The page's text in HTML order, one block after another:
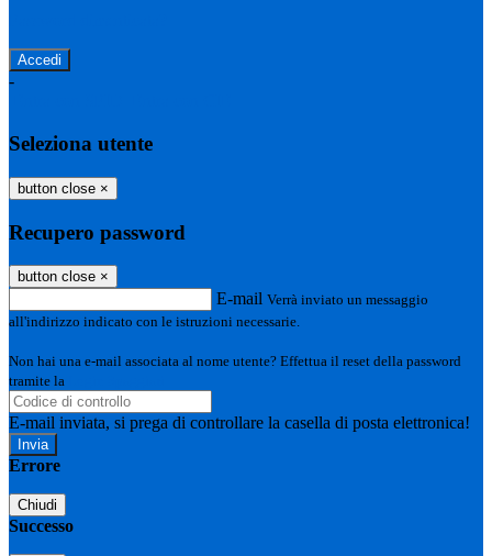
-
Seleziona utente
button close ×
Recupero password
button close ×
E-mail Verrà inviato un messaggio
all'indirizzo indicato con le istruzioni necessarie.
Non hai una e-mail associata al nome utente? Effettua il reset della password
tramite la
E-mail inviata, si prega di controllare la casella di posta elettronica!
Errore
Chiudi
Successo